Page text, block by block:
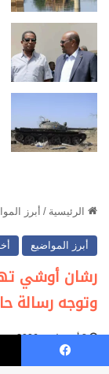
فيسبوك ‫X